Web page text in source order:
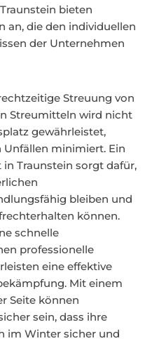
bieten
an, die den individuellen
der Unternehmen
Streuung von
Streumitteln wird nicht
gewährleistet,
Unfällen minimiert. Ein
Traunstein sorgt dafür,
bleiben und
können.
schnelle
professionelle
eine effektive
Mit einem
Seite können
sein, dass ihre
im Winter sicher und